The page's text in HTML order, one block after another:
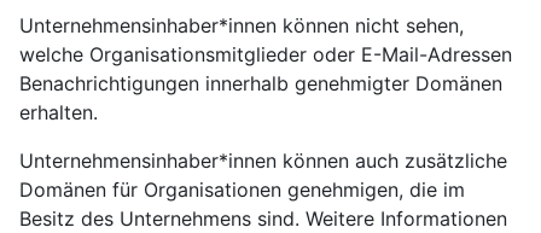
Unternehmensinhaber*innen können nicht sehen,
welche Organisationsmitglieder oder E-Mail-Adressen
Benachrichtigungen innerhalb genehmigter Domänen
erhalten.
Unternehmensinhaber*innen können auch zusätzliche
Domänen für Organisationen genehmigen, die im
Besitz des Unternehmens sind. Weitere Informationen